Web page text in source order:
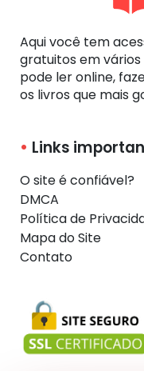
Aqui você tem
gratuitos em
pode ler online,
os livros que mais
Links
O site é confiável?
DMCA
Política de
Mapa do Site
Contato